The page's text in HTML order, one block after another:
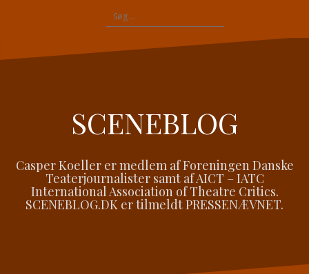
Søg
efter:
SCENEBLOG
Casper Koeller er medlem af Foreningen Danske
Teaterjournalister samt af AICT – IATC
International Association of Theatre Critics.
SCENEBLOG.DK er tilmeldt PRESSENÆVNET.